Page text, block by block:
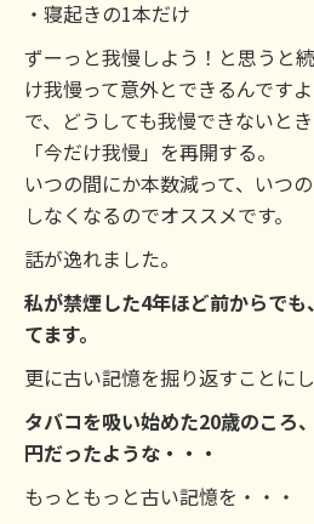
・寝起きの1本だけ
ずーっと我慢しよう！と思うと
け我慢って意外とできるんですよ
で、どうしても我慢できないと
「今だけ我慢」を再開する。
いつの間にか本数減って、いつ
しなくなるのでオススメです。
話が逸れました。
私が禁煙した4年ほど前からで
てます。
更に古い記憶を掘り返すことにし
タバコを吸い始めた20歳のころ
円だったような・・・
もっともっと古い記憶を・・・